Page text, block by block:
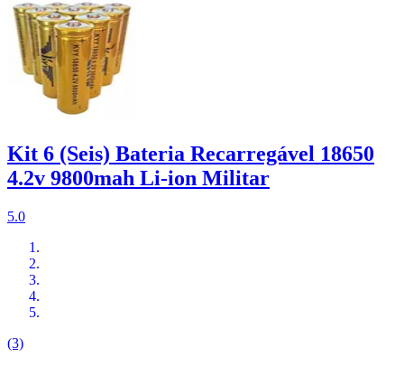
Kit 6 (Seis) Bateria Recarregável 18650
4.2v 9800mah Li-ion Militar
5.0
(3)